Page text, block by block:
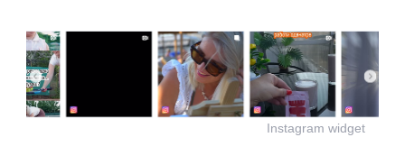
Instagram widget